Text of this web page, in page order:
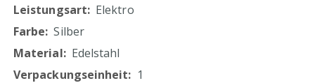
LED-Anzeige und Innenbeleuchtung
akustisches Endsignal
Fassungsvermögen: 26 Liter
Abmessung Garraum: 370x370x190 mm (BxTxH)
für die gewerbliche Nutzung geeignet
Mehr
Informationen
Elektro
Silber
Edelstahl
1